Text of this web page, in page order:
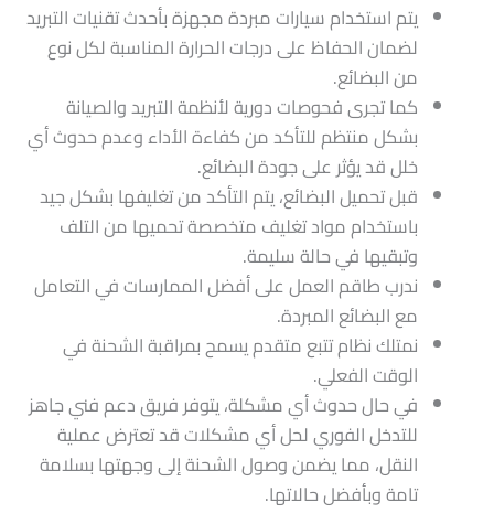
يتم استخدام سيارات مبردة مجهزة بأحدث تقنيات التبريد
لضمان الحفاظ على درجات الحرارة المناسبة لكل نوع
من البضائع.
كما تجرى فحوصات دورية لأنظمة التبريد والصيانة
بشكل منتظم للتأكد من كفاءة الأداء وعدم حدوث أي
خلل قد يؤثر على جودة البضائع.
قبل تحميل البضائع، يتم التأكد من تغليفها بشكل جيد
باستخدام مواد تغليف متخصصة تحميها من التلف
وتبقيها في حالة سليمة.
ندرب طاقم العمل على أفضل الممارسات في التعامل
مع البضائع المبردة.
نمتلك نظام تتبع متقدم يسمح بمراقبة الشحنة في
الوقت الفعلي.
في حال حدوث أي مشكلة، يتوفر فريق دعم فني جاهز
للتدخل الفوري لحل أي مشكلات قد تعترض عملية
النقل، مما يضمن وصول الشحنة إلى وجهتها بسلامة
تامة وبأفضل حالاتها.